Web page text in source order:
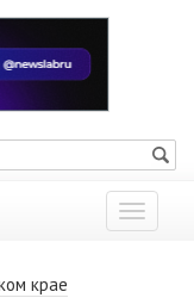
Показать
меню
крае